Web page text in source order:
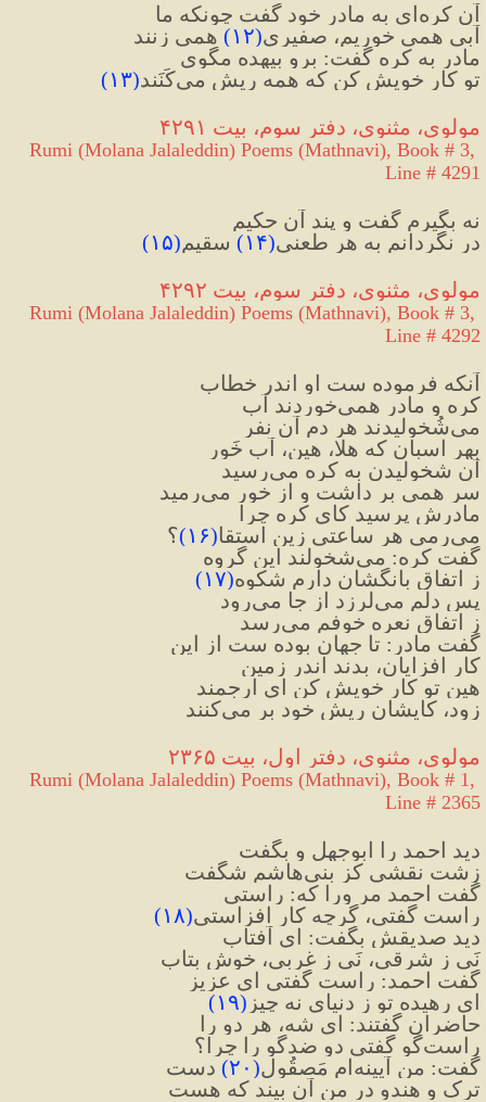
آن کره‌ای به مادر خود گفت چونکه ما
آبی همی خوریم، صفیری(۱۲) همی زنند
مادر به کره گفت: برو بیهده مگوی
تو کار خویش کن که همه ریش می‌کَنَند
(۱۳)
مولوی، مثنوی، دفتر سوم، بیت ۴۲۹۱
Rumi (Molana Jalaleddin) Poems (Mathnavi), Book # 3,
Line # 4291
نه بگیرم گفت و پند آن حکیم
در نگردانم به هر طعنی(۱۴) سقیم(۱۵)
مولوی، مثنوی، دفتر سوم، بیت ۴۲۹۲
Rumi (Molana Jalaleddin) Poems (Mathnavi), Book # 3,
Line # 4292
آنکه فرموده ست او اندر خطاب
کره و مادر همی‌خوردند آب
می‌شُخولیدند هر دم آن نفر
بهر اسبان که هلا، هین، آب خَور
آن شخولیدن به کره می‌رسید
سر همی بر داشت و از خور می‌رمید
مادرش پرسید کای کره چرا
می‌رمی هر ساعتی زین استقا
(۱۶)؟
گفت کره: می‌شخولند این گروه
ز اتفاق بانگشان دارم شکوه(۱۷)
پس دلم می‌لرزد از جا می‌رود
ز اتفاق نعره خوفم می‌رسد
گفت مادر: تا جهان بوده ست از این
کار افزایان، بدند اندر زمین
هین تو کار خویش کن ای ارجمند
زود، کایشان ریش خود بر می‌کنند
مولوی، مثنوی، دفتر اول، بیت ۲۳۶۵
Rumi (Molana Jalaleddin) Poems (Mathnavi), Book # 1,
Line # 2365
دید احمد را ابوجهل و بگفت
زشت نقشی کز بنی‌هاشم شگفت
گفت احمد مر ورا که: راستی
راست گفتی، گرچه کار افزاستی(۱۸)
دید صدیقش بگفت: ای آفتاب
نَی ز شرقی، نَی ز غربی، خوش بتاب
گفت احمد: راست گفتی ای عزیز
ای رهیده تو ز دنیای نه چیز (۱۹)
حاضران گفتند: ای شه، هر دو را
راست‌گو گفتی دو ضدگو را چرا؟
گفت: من آیینه‌ام مَصقُول
(۲۰) دست
ترک و هندو در من آن بیند که هست